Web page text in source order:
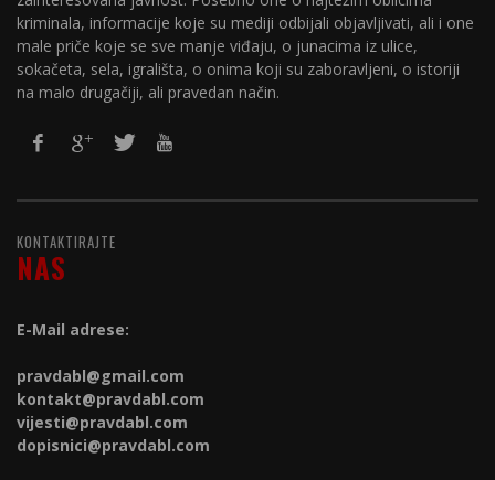
kriminala, informacije koje su mediji odbijali objavljivati, ali i one
male priče koje se sve manje viđaju, o junacima iz ulice,
sokačeta, sela, igrališta, o onima koji su zaboravljeni, o istoriji
na malo drugačiji, ali pravedan način.
KONTAKTIRAJTE
NAS
E-Mail adrese:
pravdabl@gmail.com
kontakt@pravdabl.com
vijesti@pravdabl.com
dopisnici@pravdabl.com